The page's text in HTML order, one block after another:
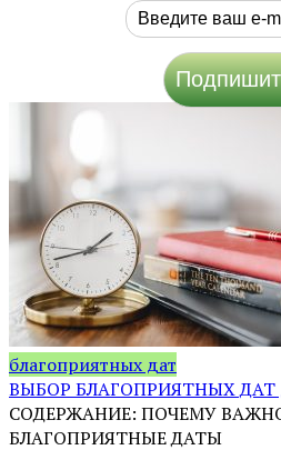
благоприятных дат
ВЫБОР БЛАГОПРИЯТНЫХ ДАТ
СОДЕРЖАНИЕ: ПОЧЕМУ
БЛАГОПРИЯТНЫЕ ДАТЫ